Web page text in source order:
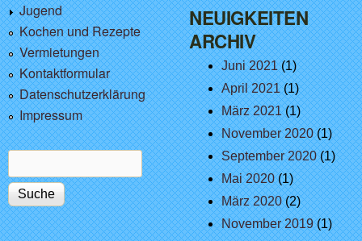
Jugend
Kochen und Rezepte
Vermietungen
Kontaktformular
Datenschutzerklärung
Impressum
Suchformular
NEUIGKEITEN
ARCHIV
Juni 2021(1)
April 2021(1)
März 2021(1)
November 2020(1)
September 2020(1)
Mai 2020(1)
März 2020(2)
November 2019(1)